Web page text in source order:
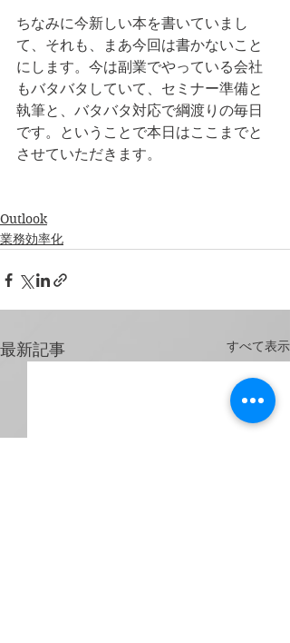
ちなみに今新しい本を書いていまし
て、それも、まあ今回は書かないこと
にします。今は副業でやっている会社
もバタバタしていて、セミナー準備と
執筆と、バタバタ対応で綱渡りの毎日
です。ということで本日はここまでと
させていただきます。
Outlook
業務効率化
最新記事 すべて表示